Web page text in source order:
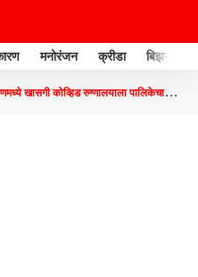
मनोरंजन क्रीडा बिझनेस
खासगी कोव्हिड रुग्णालयाला पालिकेचा